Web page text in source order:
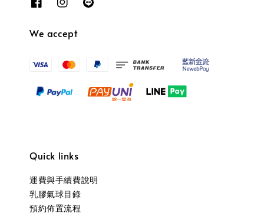
We accept
Quick links
運費與手續費說明
乳膠氣球目錄
預約佈置流程